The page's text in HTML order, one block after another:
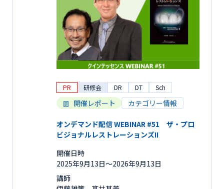
PR 研修会 DR DT Sch
開催レポート カテゴリー情報
オンデマンド配信 WEBINAR #51 ザ・プロ
ビジョナルレストレーションズII
開催日時
2025年9月13日〜2026年9月13日
講師